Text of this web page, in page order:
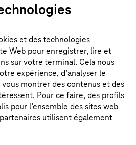
pas d’efforts théoriques ou
elle reproduit l’interconnexion,
des données. De cette
génération assistée par
Generation, OAG)
pragmatique par
et des technologies
Web pour enregistrer, lire et
sur votre terminal. Cela nous
expérience, d’analyser le
montrer des contenus et des
Pour ce faire, des profils
pour l’ensemble des sites web
utilisent également